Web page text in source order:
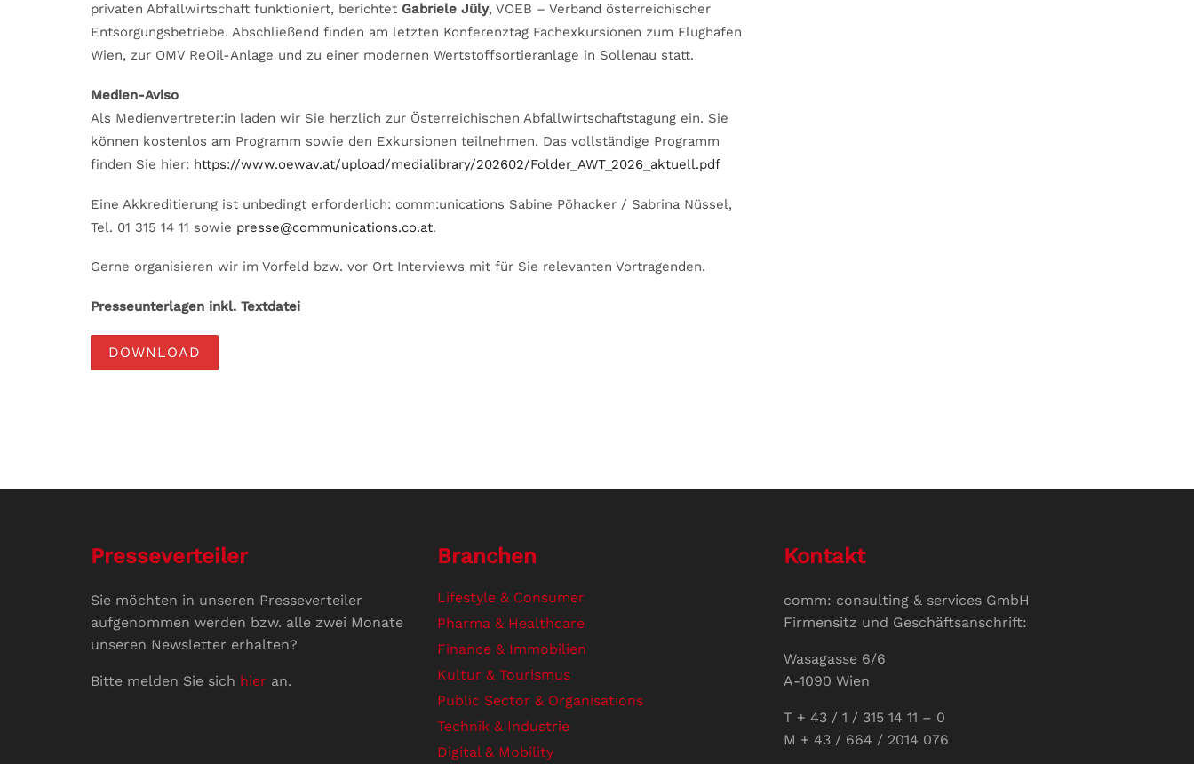
privaten Abfallwirtschaft funktioniert, berichtet Gabriele Jüly, VOEB – Verband österreichischer
Entsorgungsbetriebe. Abschließend finden am letzten Konferenztag Fachexkursionen zum Flughafen
Wien, zur OMV ReOil-Anlage und zu einer modernen Wertstoffsortieranlage in Sollenau statt.
Medien-Aviso
Als Medienvertreter:in laden wir Sie herzlich zur Österreichischen Abfallwirtschaftstagung ein. Sie
können kostenlos am Programm sowie den Exkursionen teilnehmen. Das vollständige Programm
finden Sie hier: https://www.oewav.at/upload/medialibrary/202602/Folder_AWT_2026_aktuell.pdf
Eine Akkreditierung ist unbedingt erforderlich: comm:unications Sabine Pöhacker / Sabrina Nüssel,
Tel. 01 315 14 11 sowie presse@communications.co.at.
Gerne organisieren wir im Vorfeld bzw. vor Ort Interviews mit für Sie relevanten Vortragenden.
Presseunterlagen inkl. Textdatei
DOWNLOAD
Presseverteiler
Sie möchten in unseren Presseverteiler
aufgenommen werden bzw. alle zwei Monate
unseren Newsletter erhalten?
Bitte melden Sie sich hier an.
Branchen
Lifestyle & Consumer
Pharma & Healthcare
Finance & Immobilien
Kultur & Tourismus
Public Sector & Organisations
Technik & Industrie
Digital & Mobility
Kontakt
comm: consulting & services GmbH
Firmensitz und Geschäftsanschrift:
Wasagasse 6/6
A-1090 Wien
T + 43 / 1 / 315 14 11 – 0
M + 43 / 664 / 2014 076